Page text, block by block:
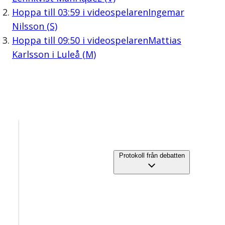
Hoppa till 03:59i videospelarenIngemar
Nilsson (S)
Hoppa till 09:50i videospelarenMattias
Karlsson i Luleå (M)
Protokoll från debatten